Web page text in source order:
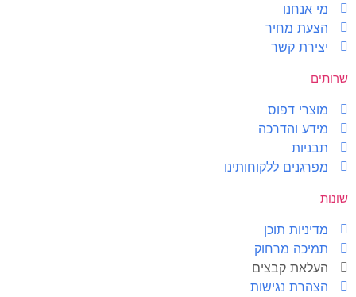
מי אנחנו
הצעת מחיר
יצירת קשר
שרותים
מוצרי דפוס
מידע והדרכה
תבניות
מפרגנים ללקוחותינו
שונות
מדיניות תוכן
תמיכה מרחוק
העלאת קבצים
הצהרת נגישות